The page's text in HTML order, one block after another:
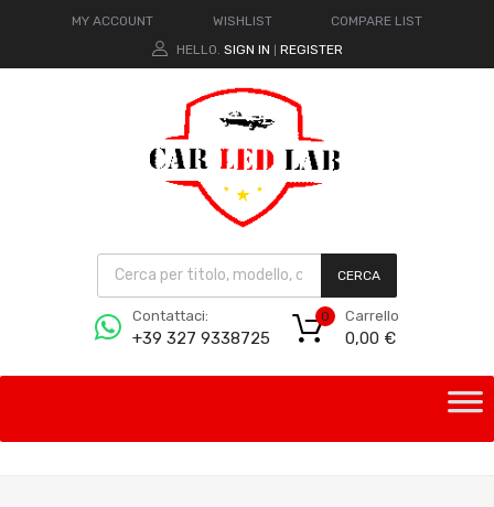
MY ACCOUNT WISHLIST
COMPARE LIST
HELLO. SIGN IN REGISTER
CERCA
Contattaci:
+39 327 9338725
Carrello
0,00 €
0